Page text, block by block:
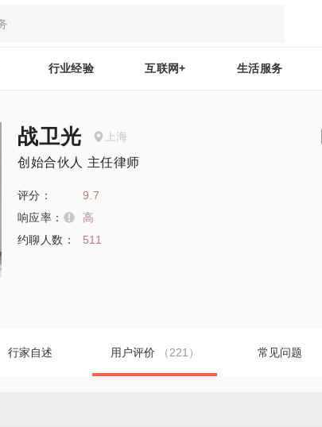
行业经验 互联网+ 生活服务
战卫光 上海
创始合伙人 主任律师
评分：
9.7
响应率：
高
约聊人数：
511
行家自述 用户评价 （221） 常见问题